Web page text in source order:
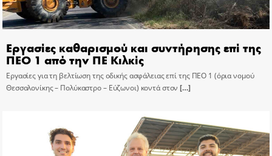
Εργασίες καθαρισμού και συντήρησης επί της
ΠΕΟ 1 από την ΠΕ Κιλκίς
Εργασίες για τη βελτίωση της οδικής ασφάλειας επί της ΠΕΟ 1 (όρια νομού
Θεσσαλονίκης – Πολύκαστρο – Εύζωνοι) κοντά στον […]